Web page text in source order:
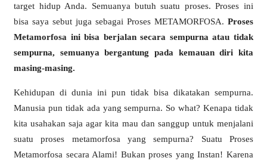
target hidup Anda. Semuanya butuh suatu proses. Proses ini
bisa saya sebut juga sebagai Proses METAMORFOSA. Proses
Metamorfosa ini bisa berjalan secara sempurna atau tidak
sempurna, semuanya bergantung pada kemauan diri kita
masing-masing.
Kehidupan di dunia ini pun tidak bisa dikatakan sempurna.
Manusia pun tidak ada yang sempurna. So what? Kenapa tidak
kita usahakan saja agar kita mau dan sanggup untuk menjalani
suatu proses metamorfosa yang sempurna? Suatu Proses
Metamorfosa secara Alami! Bukan proses yang Instan! Karena